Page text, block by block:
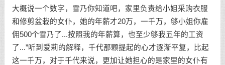
大概说一个数字，雪乃你知道吧，家里负责给小姐采购衣服
和修剪盆栽的女仆，她的年薪才20万，一千万，够小姐你雇
佣500个雪乃了...按照我的年薪算，也至少够我五年的工资
了...”听到爱莉的解释，千代那颗提起的心才逐渐平复，比起
这一千万，对于千代来说，更加让她担心的是家里的女仆有